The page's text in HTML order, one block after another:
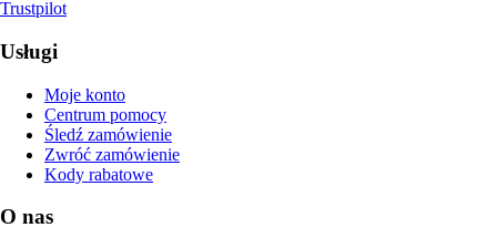
Trustpilot
Usługi
Moje konto
Centrum pomocy
Śledź zamówienie
Zwróć zamówienie
Kody rabatowe
O nas